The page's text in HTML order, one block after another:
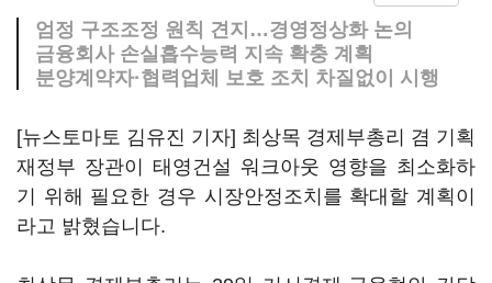
엄정 구조조정 원칙 견지…경영정상화 논의
금융회사 손실흡수능력 지속 확충 계획
분양계약자·협력업체 보호 조치 차질없이 시행
[뉴스토마토 김유진 기자] 최상목 경제부총리 겸 기획
재정부 장관이 태영건설 워크아웃 영향을 최소화하
기 위해 필요한 경우 시장안정조치를 확대할 계획이
라고 밝혔습니다.